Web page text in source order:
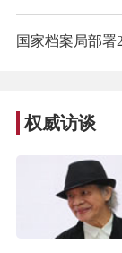
国家档案局部署
权威访谈